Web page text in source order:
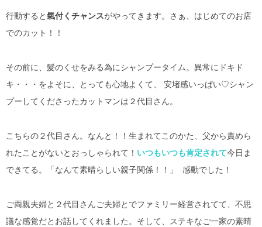
行動すると氣付くチャンスがやってきます。さぁ、はじめてのお店
でのカット！！
その前に、髪のくせをみる為にシャンプータイム。異常にドキド
キ・・・をよそに、とっても心地よくて、 安堵感いっぱい♡シャン
プーしてくださったカットマンは２代目さん。
こちらの２代目さん。なんと！！生まれてこのかた、父から責めら
れたことがないとおっしゃられて！ いつもいつも肯定されて今日ま
できてる。「なんて素晴らしい親子関係！！」 感動でした！
ご両親夫婦と２代目さんご夫婦とでファミリー経営されてて、不思
議な感覚だとお話してくれました。そして、ステキなご一家の素晴